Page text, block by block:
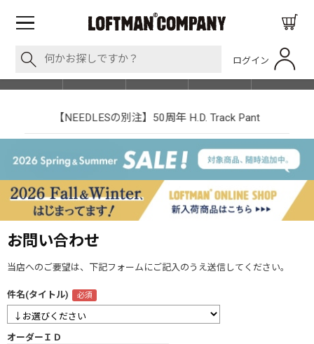
ログイン
SHOP LIST
【NEEDLESの別注】50周年 H.D. Track Pant
お問い合わせ
当店へのご要望は、下記フォームにご記入のうえ送信してください。
件名(タイトル)
オーダーＩＤ